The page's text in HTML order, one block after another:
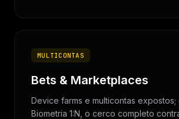
MULTICONTAS
Bets & Marketplaces
Device farms e multicontas expostos;
Biometria 1:N, o cerco completo